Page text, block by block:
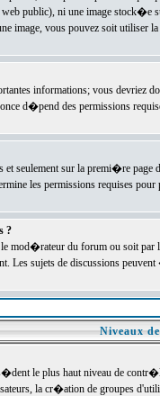
public), ni une image stock�e
image, vous pouvez soit
informations; vous devriez
d�pend des permissions
et seulement sur la premi�re
les permissions requises pour
?
du forum ou soit par
Les sujets de discussions
Niveaux
le plus haut niveau de
la cr�ation de groupes